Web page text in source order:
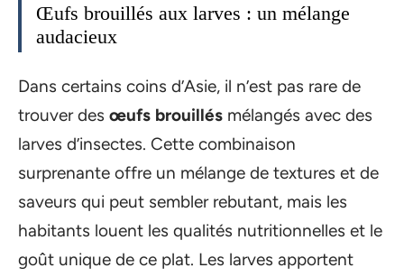
Œufs brouillés aux larves : un mélange
audacieux
Dans certains coins d’Asie, il n’est pas rare de
trouver des œufs brouillés mélangés avec des
larves d’insectes. Cette combinaison
surprenante offre un mélange de textures et de
saveurs qui peut sembler rebutant, mais les
habitants louent les qualités nutritionnelles et le
goût unique de ce plat. Les larves apportent